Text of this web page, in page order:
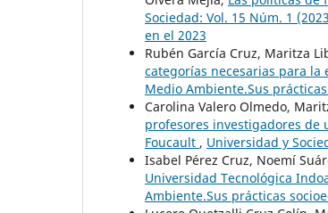
Sociedad: Vol. 15 Núm. 1
en el 2023
Rubén García Cruz, Maritza
categorías necesarias para la
Medio Ambiente.Sus
Carolina Valero Olmedo,
profesores investigadores
Foucault , Universidad y
Isabel Pérez Cruz, Noemí
Universidad Tecnológica
Ambiente.Sus prácticas